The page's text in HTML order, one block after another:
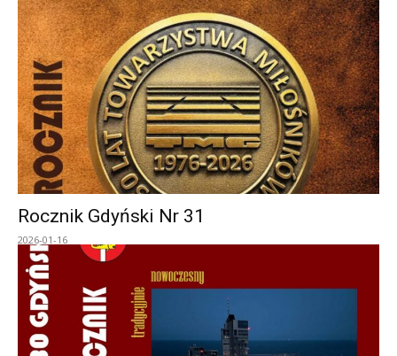
Rocznik Gdyński Nr 31
2026-01-16